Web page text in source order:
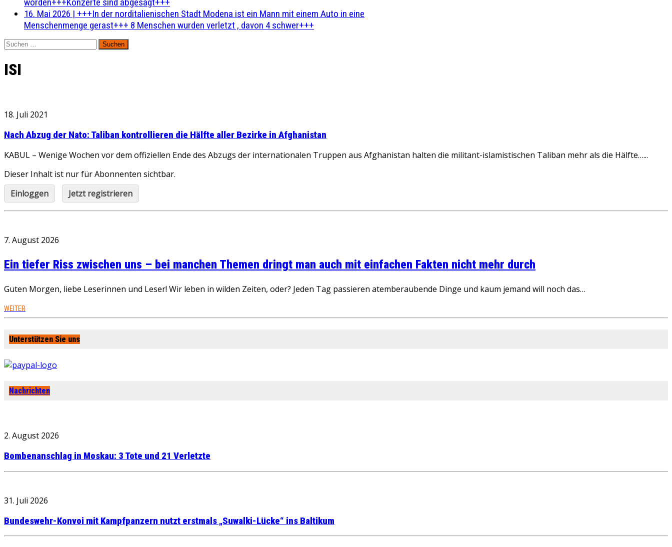
16. Mai 2026 | +++In der norditalienischen Stadt Modena ist ein Mann mit einem Auto in eine
Menschenmenge gerast+++ 8 Menschen wurden verletzt , davon 4 schwer+++
Suchen
nach:
ISI
18. Juli 2021
Nach Abzug der Nato: Taliban kontrollieren die Hälfte aller Bezirke in Afghanistan
KABUL – Wenige Wochen vor dem offiziellen Ende des Abzugs der internationalen Truppen aus Afghanistan halten die militant-islamistischen Taliban mehr als die Hälfte…...
Dieser Inhalt ist nur für Abonnenten sichtbar.
Einloggen
Jetzt registrieren
7. August 2026
Ein tiefer Riss zwischen uns – bei manchen Themen dringt man auch mit einfachen Fakten nicht mehr durch
Guten Morgen, liebe Leserinnen und Leser! Wir leben in wilden Zeiten, oder? Jeden Tag passieren atemberaubende Dinge und kaum jemand will noch das…
WEITER
Unterstützen Sie uns
Nachrichten
2. August 2026
Bombenanschlag in Moskau: 3 Tote und 21 Verletzte
31. Juli 2026
Bundeswehr-Konvoi mit Kampfpanzern nutzt erstmals „Suwalki-Lücke“ ins Baltikum